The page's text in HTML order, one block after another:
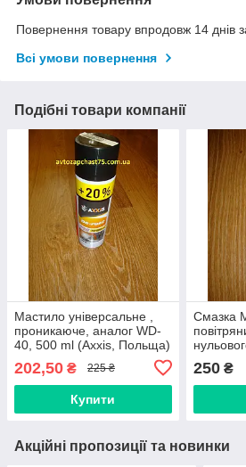
Повернення товару впродовж 14 днів
Всі умови повернення
Подібні товари компанії
Мастило універсальне ,
проникаюче, аналог WD-
40, 500 ml (Axxis, Польща)
202,50 ₴ 225 ₴
Купити
Смазка
250₴
Акційні пропозиції та новинки